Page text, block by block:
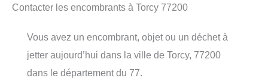
Contacter les encombrants à Torcy 77200
Vous avez un encombrant, objet ou un déchet à
jetter aujourd’hui dans la ville de Torcy, 77200
dans le département du 77.